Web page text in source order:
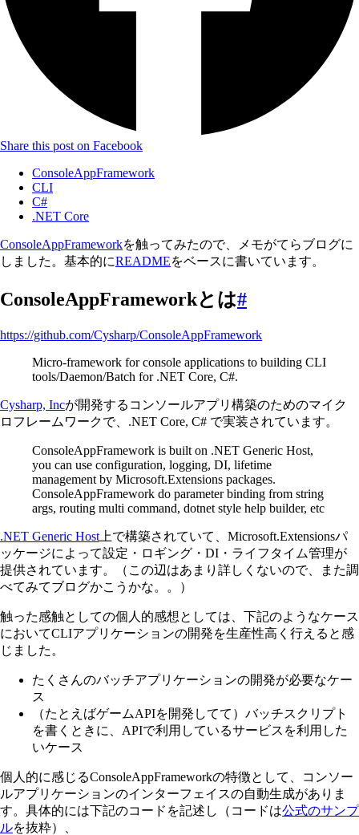
Share this post on Facebook
ConsoleAppFramework
CLI
C#
.NET Core
ConsoleAppFrameworkを触ってみたので、メモがてらブログに
しました。基本的にREADMEをベースに書いています。
ConsoleAppFrameworkとは#
https://github.com/Cysharp/ConsoleAppFramework
Micro-framework for console applications to building CLI
tools/Daemon/Batch for .NET Core, C#.
Cysharp, Incが開発するコンソールアプリ構築のためのマイク
ロフレームワークで、.NET Core, C# で実装されています。
ConsoleAppFramework is built on .NET Generic Host,
you can use configuration, logging, DI, lifetime
management by Microsoft.Extensions packages.
ConsoleAppFramework do parameter binding from string
args, routing multi command, dotnet style help builder, etc
.NET Generic Host 上で構築されていて、Microsoft.Extensionsパ
ッケージによって設定・ロギング・DI・ライフタイム管理が
提供されています。（この辺はあまり詳しくないので、また調
べてみてブログかこうかな。。）
触った感触としての個人的感想としては、下記のようなケース
においてCLIアプリケーションの開発を生産性高く行えると感
じました。
たくさんのバッチアプリケーションの開発が必要なケー
ス
（たとえばゲームAPIを開発してて）バッチスクリプト
を書くときに、APIで利用しているサービスを利用した
いケース
個人的に感じるConsoleAppFrameworkの特徴として、コンソー
ルアプリケーションのインターフェイスの自動生成がありま
す。具体的には下記のコードを記述し（コードは公式のサンプ
ルを抜粋）、